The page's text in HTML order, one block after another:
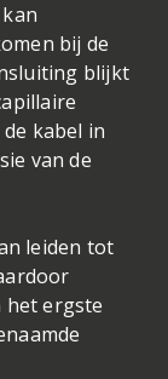
bij de
blijkt
kabel in
van de
leiden tot
ergste